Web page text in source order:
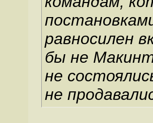
равносилен
бы не
не
не